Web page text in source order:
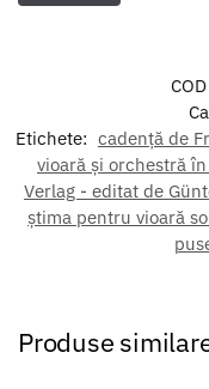
Etichete: cadență de
vioară și orchestră
Verlag - editat de
știma pentru vioară
Produse